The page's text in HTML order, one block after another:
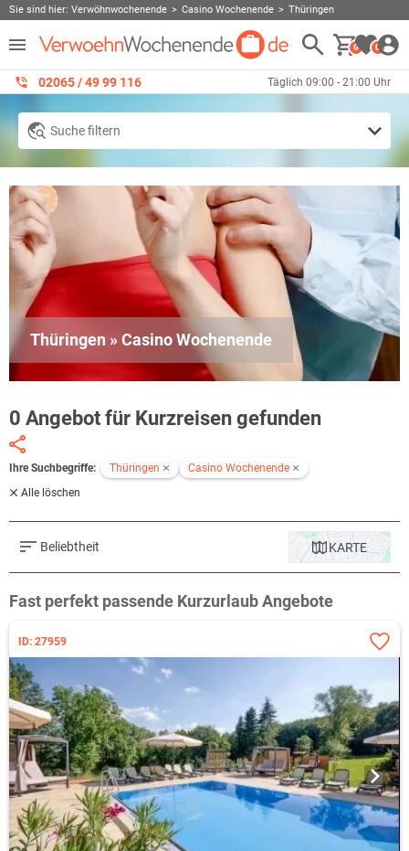
Sie sind hier: Verwöhnwochenende Casino Wochenende Thüringen
0 0
02065 / 49 ‌99 116 Täglich 09:00 - 21:00 Uhr
Suche filtern
Thüringen » Casino Wochenende
0 Angebot für Kurzreisen gefunden
Ihre Suchbegriffe: Thüringen
Casino Wochenende
Alle löschen
Beliebtheit KARTE
Fast perfekt passende Kurzurlaub Angebote
ID: 27959